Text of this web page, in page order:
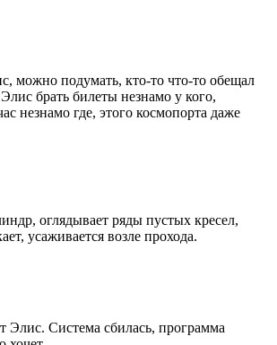
можно подумать, кто-то что-то обещал
брать билеты незнамо у кого,
незнамо где, этого космопорта даже
оглядывает ряды пустых кресел,
усаживается возле прохода.
Элис. Система сбилась, программа